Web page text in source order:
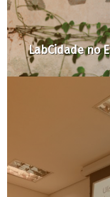
A Cidade é
lavar as mãos,